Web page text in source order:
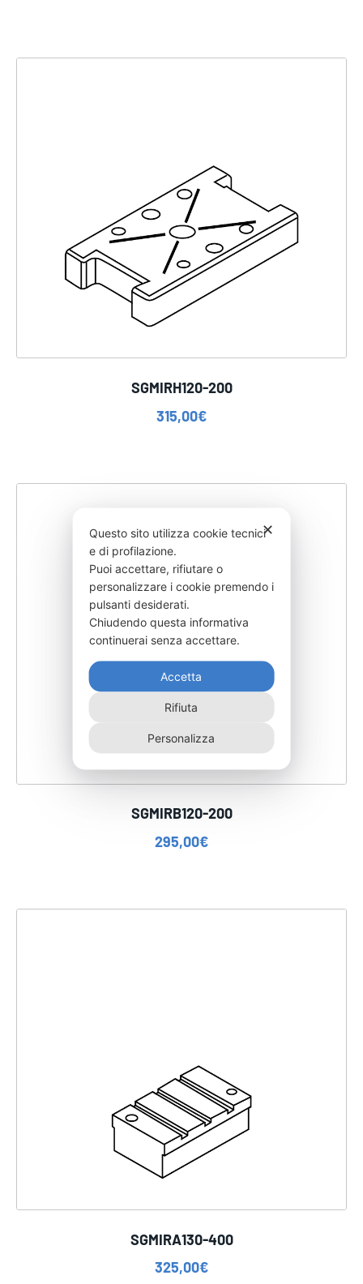
SGMIRH120-200
315,00€
SGMIRB120-200
295,00€
SGMIRA130-400
325,00€
✕
Questo sito utilizza cookie tecnici
e di profilazione.
Puoi accettare, rifiutare o
personalizzare i cookie premendo i
pulsanti desiderati.
Chiudendo questa informativa
continuerai senza accettare.
Accetta
Rifiuta
Personalizza